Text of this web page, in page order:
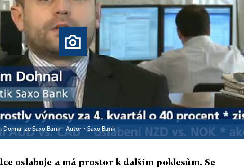
Dohnal ze Saxo Bank Autor ▪Saxo Bank
oslabuje a má prostor k dalším poklesům. Se